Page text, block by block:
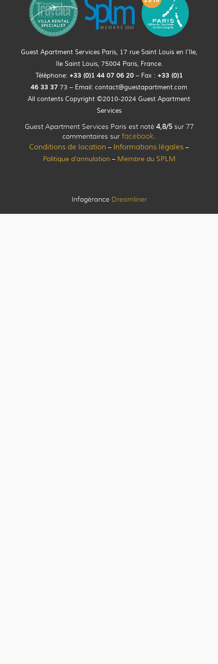
Guest Apartment Services Paris, 17 rue Saint Louis en l’Ile,
Ile Saint Louis, 75004 Paris, France.
Téléphone: +33 (0)1 4407 06 20– Fax : +33(0)1
46 33 37 73 – Email: contact@guestapartment.com
All contents Copyright ©2010-2024 Guest Apartment
Services
Guest Apartment Services Paris est noté 4,8/5sur 77
commentaires sur facebook.
Conditions de location – Informations légales –
Politique d’annulation– Membre du SPLM
Infogérance Dreamliner